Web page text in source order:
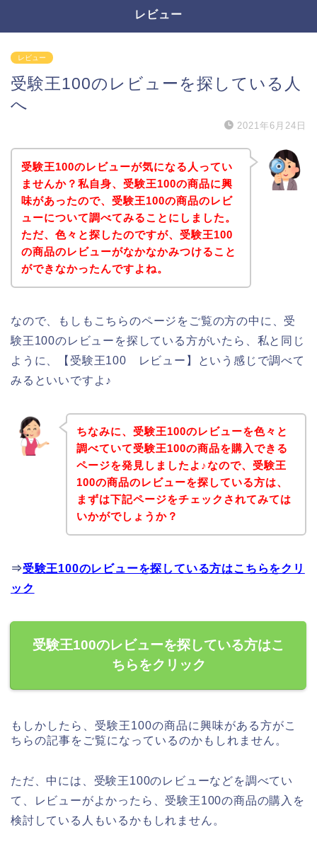
レビュー
レビュー
受験王100のレビューを探している人
へ
2021年6月24日
受験王100のレビューが気になる人ってい
ませんか？私自身、受験王100の商品に興
味があったので、受験王100の商品のレビ
ューについて調べてみることにしました。
ただ、色々と探したのですが、受験王100
の商品のレビューがなかなかみつけること
ができなかったんですよね。
なので、もしもこちらのページをご覧の方の中に、受
験王100のレビューを探している方がいたら、私と同じ
ように、【受験王100 レビュー】という感じで調べて
みるといいですよ♪
ちなみに、受験王100のレビューを色々と
調べていて受験王100の商品を購入できる
ページを発見しましたよ♪なので、受験王
100の商品のレビューを探している方は、
まずは下記ページをチェックされてみては
いかがでしょうか？
⇒受験王100のレビューを探している方はこちらをクリ
ック
受験王100のレビューを探している方はこ
ちらをクリック
もしかしたら、受験王100の商品に興味がある方がこ
ちらの記事をご覧になっているのかもしれません。
ただ、中には、受験王100のレビューなどを調べてい
て、レビューがよかったら、受験王100の商品の購入を
検討している人もいるかもしれません。